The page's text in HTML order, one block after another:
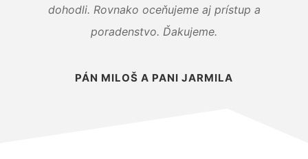
dohodli. Rovnako oceňujeme aj prístup a
poradenstvo. Ďakujeme.
PÁN MILOŠ A PANI JARMILA